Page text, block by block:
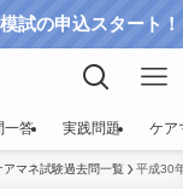
試の申込スタート！
一答 実践問題 ケア
マネ試験過去問一覧 平成30